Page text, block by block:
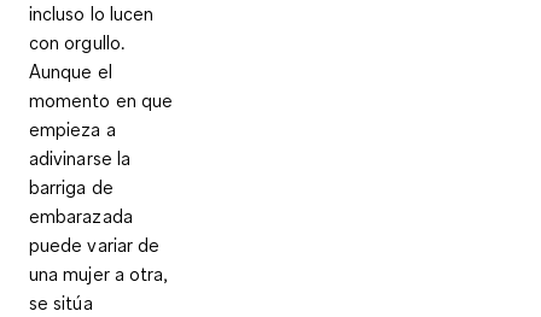
incluso lo lucen
con orgullo.
Aunque el
momento en que
empieza a
adivinarse la
barriga de
embarazada
puede variar de
una mujer a otra,
se sitúa